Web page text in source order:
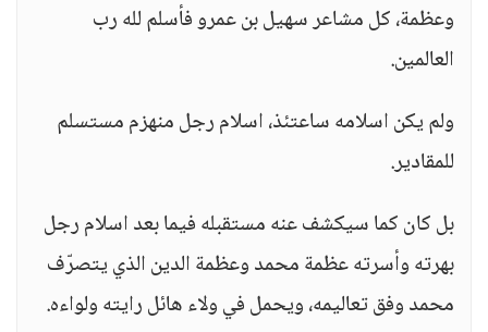
وعظمة، كل مشاعر سهيل بن عمرو فأسلم لله رب
العالمين.
ولم يكن اسلامه ساعتئذ، اسلام رجل منهزم مستسلم
للمقادير.
بل كان كما سيكشف عنه مستقبله فيما بعد اسلام رجل
بهرته وأسرته عظمة محمد وعظمة الدين الذي يتصرّف
محمد وفق تعاليمه، ويحمل في ولاء هائل رايته ولواءه.